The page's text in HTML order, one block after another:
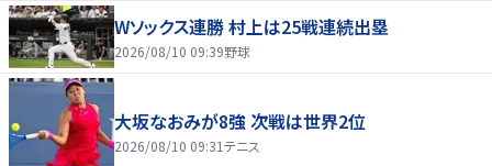
Wソックス連勝 村上は25戦連続出塁
2026/08/10 09:39野球
大坂なおみが8強 次戦は世界2位
2026/08/10 09:31テニス